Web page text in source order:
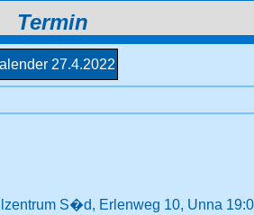
Termin
27.4.2022
S�d, Erlenweg 10, Unna